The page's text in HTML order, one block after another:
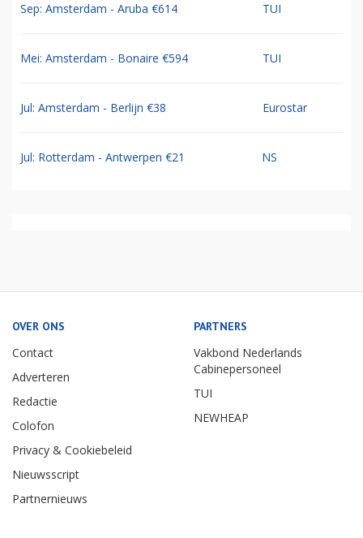
Sep: Amsterdam - Aruba €614 TUI
Mei: Amsterdam - Bonaire €594 TUI
Jul: Amsterdam - Berlijn €38 Eurostar
Jul: Rotterdam - Antwerpen €21 NS
OVER ONS
Contact
Adverteren
Redactie
Colofon
Privacy & Cookiebeleid
Nieuwsscript
Partnernieuws
PARTNERS
Vakbond Nederlands
Cabinepersoneel
TUI
NEWHEAP